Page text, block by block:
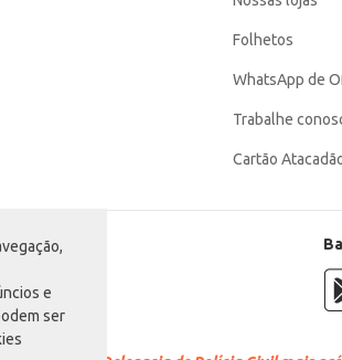
e
ser
Folhetos
WhatsApp de
Trabalhe
Cartão